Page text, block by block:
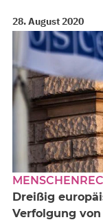
28. August 2020
Dreißig
Verfolgung